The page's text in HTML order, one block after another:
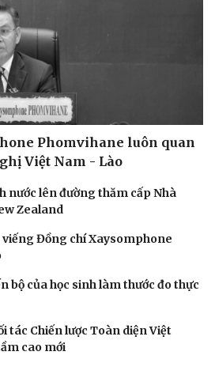
Phomvihane luôn quan
Việt Nam - Lào
nước lên đường thăm cấp Nhà
Zealand
viếng Đồng chí Xaysomphone
bộ của học sinh làm thước đo thực
tác Chiến lược Toàn diện Việt
cao mới